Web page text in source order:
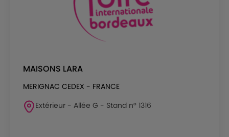
MAISONS LARA
MERIGNAC CEDEX - FRANCE
Extérieur - Allée G - Stand n° 1316